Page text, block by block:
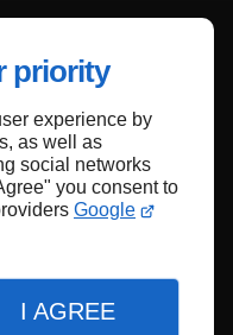
priority
experience by
as well as
social networks
you consent to
Google
I AGREE